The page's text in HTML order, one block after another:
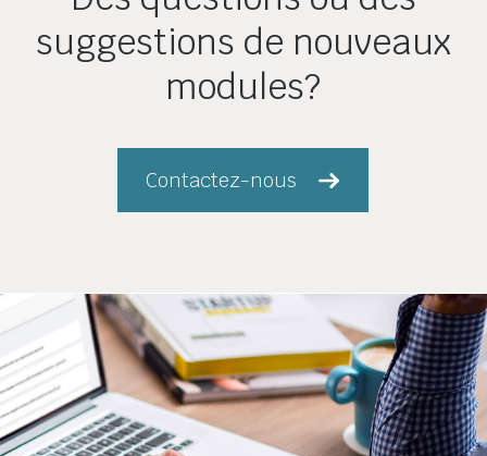
suggestions de nouveaux
modules?
Contactez-nous